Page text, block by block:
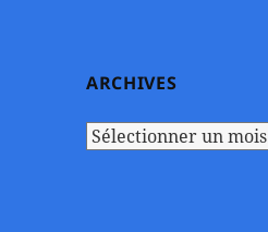
ARCHIVES
Archives